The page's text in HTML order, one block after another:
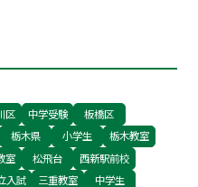
消して書き直したノ
しただけのように見え
けのただの文字の羅
トに目立つ色でチェ
区 中学受験
板橋区
栃木県 小学生
栃木教室
室 松飛台
西新駅前校
入試 三重教室
中学生